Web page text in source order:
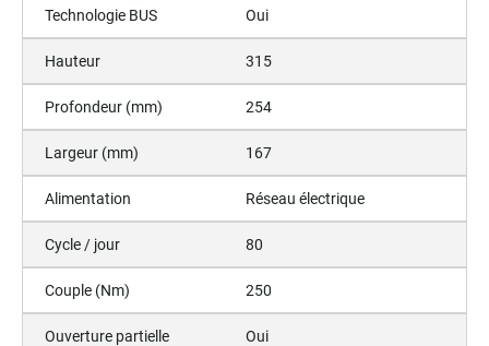
Technologie BUS Oui
Hauteur 315
Profondeur (mm) 254
Largeur (mm) 167
Alimentation Réseau électrique
Cycle / jour 80
Couple (Nm) 250
Ouverture partielle Oui